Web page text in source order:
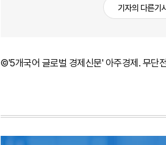
기자의 다른기
©'5개국어 글로벌 경제신문' 아주경제. 무단